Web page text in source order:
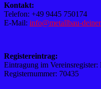
Kontakt:
Telefon: +49 9445 750174
E-Mail: info@metallbau-
Registereintrag:
Eintragung im Vereinsregister:
Registernummer: 70435